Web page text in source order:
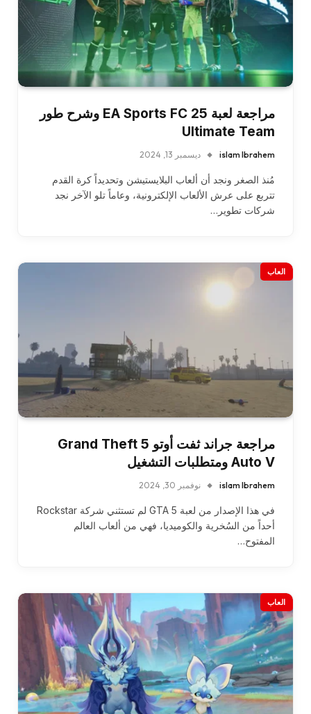
مراجعة لعبة EA Sports FC 25 وشرح طور
Ultimate Team
islam Ibrahem ديسمبر 13, 2024
مُنذ الصغر ونجد أن ألعاب البلايستيشن وتحديداً كرة القدم
تتربع على عرش الألعاب الإلكترونية، وعاماً تلو الآخر نجد
شركات تطوير…
العاب
مراجعة جراند ثفت أوتو 5 Grand Theft
Auto V ومتطلبات التشغيل
islam Ibrahem نوفمبر 30, 2024
في هذا الإصدار من لعبة GTA 5 لم تستثني شركة Rockstar
أحداً من السُخرية والكوميديا، فهي من ألعاب العالم
المفتوح…
العاب